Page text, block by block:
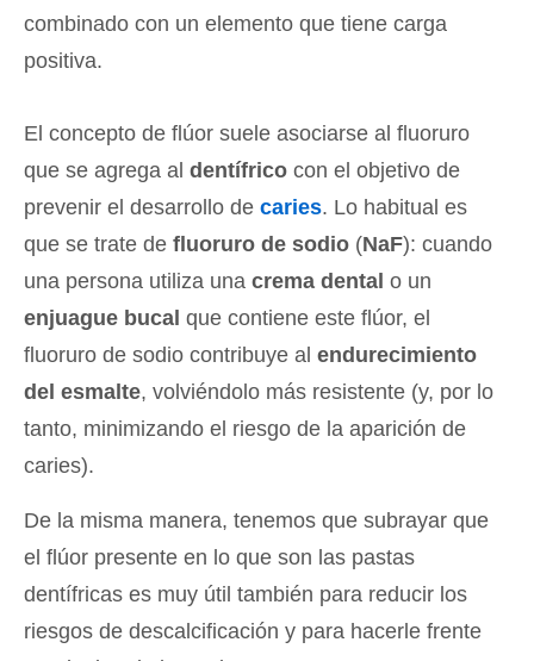
combinado con un elemento que tiene carga
positiva.
El concepto de flúor suele asociarse al fluoruro
que se agrega al dentífrico con el objetivo de
prevenir el desarrollo de caries. Lo habitual es
que se trate de fluoruro de sodio (NaF): cuando
una persona utiliza una crema dental o un
enjuague bucal que contiene este flúor, el
fluoruro de sodio contribuye al endurecimiento
del esmalte, volviéndolo más resistente (y, por lo
tanto, minimizando el riesgo de la aparición de
caries).
De la misma manera, tenemos que subrayar que
el flúor presente en lo que son las pastas
dentífricas es muy útil también para reducir los
riesgos de descalcificación y para hacerle frente